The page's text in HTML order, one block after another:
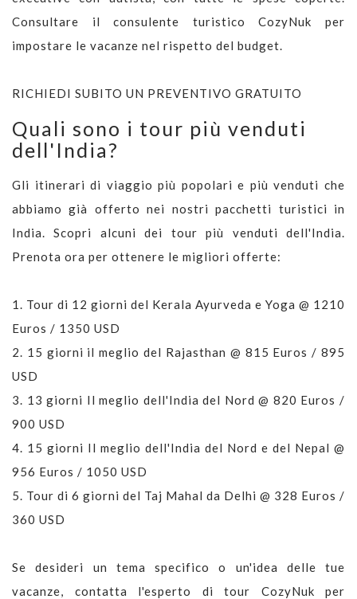
Consultare il consulente turistico CozyNuk per
impostare le vacanze nel rispetto del budget.
RICHIEDI SUBITO UN PREVENTIVO GRATUITO
Quali sono i tour più venduti
dell'India?
Gli itinerari di viaggio più popolari e più venduti che
abbiamo già offerto nei nostri pacchetti turistici in
India. Scopri alcuni dei tour più venduti dell'India.
Prenota ora per ottenere le migliori offerte:
1. Tour di 12 giorni del Kerala Ayurveda e Yoga @ 1210
Euros / 1350 USD
2. 15 giorni il meglio del Rajasthan @ 815 Euros / 895
USD
3. 13 giorni Il meglio dell'India del Nord @ 820 Euros /
900 USD
4. 15 giorni Il meglio dell'India del Nord e del Nepal @
956 Euros / 1050 USD
5. Tour di 6 giorni del Taj Mahal da Delhi @ 328 Euros /
360 USD
Se desideri un tema specifico o un'idea delle tue
vacanze, contatta l'esperto di tour CozyNuk per